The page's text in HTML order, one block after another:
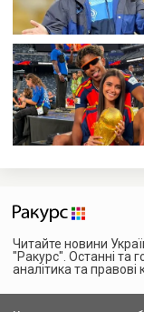
Читайте новини
"Ракурс". Останні та
аналітика та правові